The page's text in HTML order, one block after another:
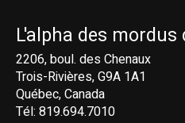
L'alpha des mordus
2206, boul. des Chenaux
Trois-Rivières, G9A 1A1
Québec, Canada
Tél: 819.694.7010